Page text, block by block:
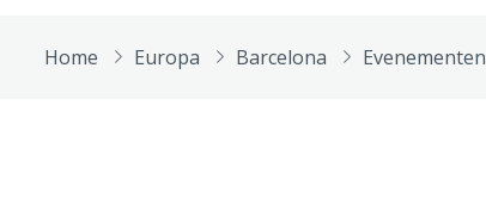
Home Europa Barcelona Evenementen